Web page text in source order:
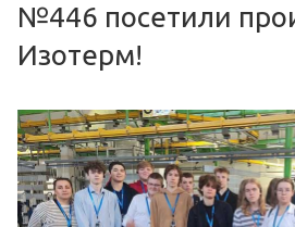
№446 посетили
Изотерм!